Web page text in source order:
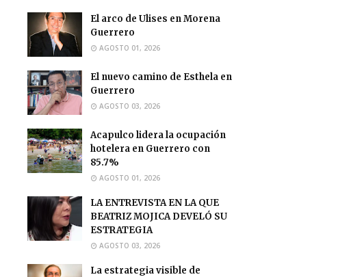
El arco de Ulises en Morena
Guerrero
AGOSTO 01, 2026
El nuevo camino de Esthela en
Guerrero
AGOSTO 03, 2026
Acapulco lidera la ocupación
hotelera en Guerrero con
85.7%
AGOSTO 01, 2026
LA ENTREVISTA EN LA QUE
BEATRIZ MOJICA DEVELÓ SU
ESTRATEGIA
AGOSTO 03, 2026
La estrategia visible de